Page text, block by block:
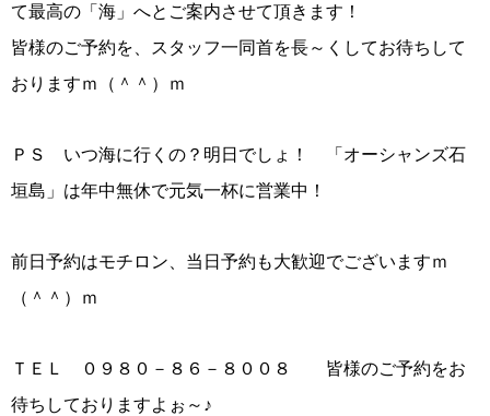
て最高の「海」へとご案内させて頂きます！
皆様のご予約を、スタッフ一同首を長～くしてお待ちして
おりますｍ（＾＾）ｍ
ＰＳ いつ海に行くの？明日でしょ！ 「オーシャンズ石
垣島」は年中無休で元気一杯に営業中！
前日予約はモチロン、当日予約も大歓迎でございますｍ
（＾＾）ｍ
ＴＥＬ ０９８０－８６－８００８ 皆様のご予約をお
待ちしておりますよぉ～♪